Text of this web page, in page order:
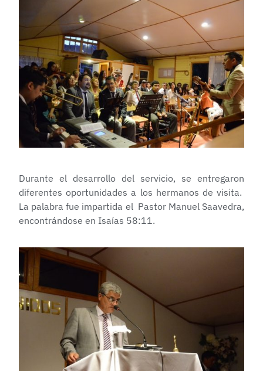
Durante el desarrollo del servicio, se entregaron
diferentes oportunidades a los hermanos de visita.
La palabra fue impartida el Pastor Manuel Saavedra,
encontrándose en Isaías 58:11.